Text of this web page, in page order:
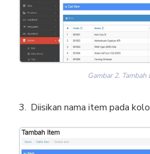
Gambar 2. Tambah
Diisikan nama item pada